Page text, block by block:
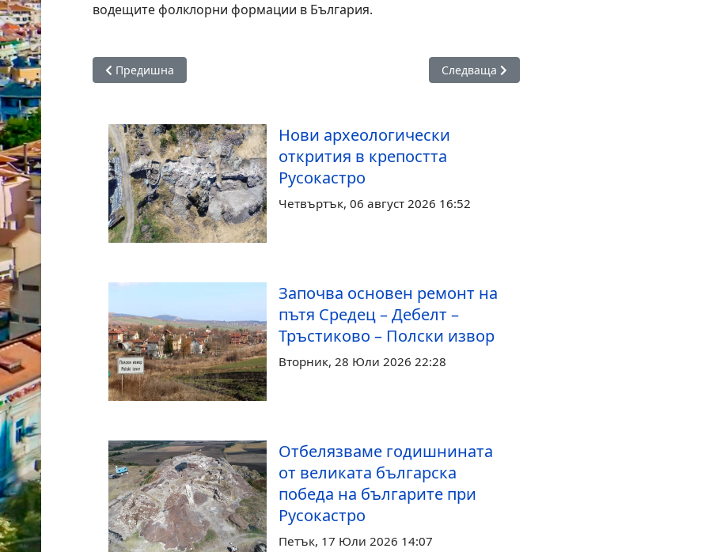
водещите фолклорни формации в България.
Предишна статия: Камено отбеляза Трети март с рецитал, патриотични слова и поднасяне на венци
Предишна Следваща статия: Камено кандидатства за
Следваща
Нови археологически
открития в крепостта
Русокастро
Четвъртък, 06 август 2026 16:52
Започва основен ремонт на
пътя Средец – Дебелт –
Тръстиково – Полски извор
Вторник, 28 Юли 2026 22:28
Отбелязваме годишнината
от великата българска
победа на българите при
Русокастро
Петък, 17 Юли 2026 14:07